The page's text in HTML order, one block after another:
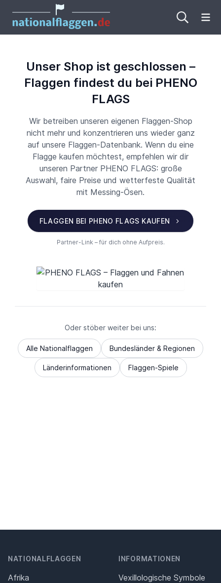
Unser Shop ist geschlossen –
Flaggen findest du bei PHENO
FLAGS
Wir betreiben unseren eigenen Flaggen-Shop
nicht mehr und konzentrieren uns wieder ganz
auf unsere Flaggen-Datenbank. Wenn du eine
Flagge kaufen möchtest, empfehlen wir dir
unseren Partner PHENO FLAGS: große
Auswahl, faire Preise und wetterfeste Qualität
mit Messing-Ösen.
FLAGGEN BEI PHENO FLAGS KAUFEN
Partner-Link – für dich ohne Aufpreis.
Oder stöber weiter bei uns:
Alle Nationalflaggen Bundesländer & Regionen
Länderinformationen Flaggen-Spiele
NATIONALFLAGGEN
Afrika
INFORMATIONEN
Vexillologische Symbole